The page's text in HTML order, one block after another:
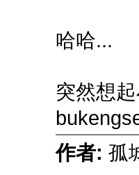
哈哈...
突然想
作者: 孤